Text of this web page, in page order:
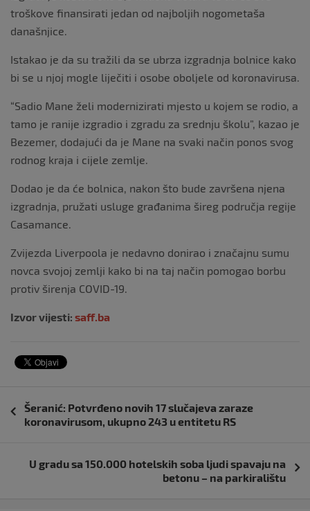
troškove finansirati jedan od najboljih nogometaša
današnjice.
Istakao je da su tražili da se ubrza izgradnja bolnice kako
bi se u njoj mogle liječiti i osobe oboljele od koronavirusa.
“Sadio Mane želi modernizirati mjesto u kojem se rodio, a
tamo je ranije izgradio i zgradu za srednju školu”, kazao je
Bezemer, dodajući da je Mane na svaki način ponos svog
rodnog kraja i cijele zemlje.
Dodao je da će bolnica, nakon što bude završena njena
izgradnja, pružati usluge građanima šireg područja regije
Casamance.
Zvijezda Liverpoola je nedavno donirao i značajnu sumu
novca svojoj zemlji kako bi na taj način pomogao borbu
protiv širenja COVID-19.
Izvor vijesti: saff.ba
Navigacija
objava
Šeranić: Potvrđeno novih 17 slučajeva zaraze
koronavirusom, ukupno 243 u entitetu RS
U gradu sa 150.000 hotelskih soba ljudi spavaju na
betonu – na parkiralištu